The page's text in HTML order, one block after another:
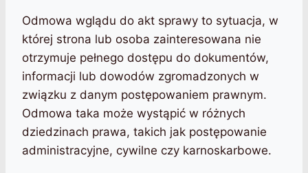
Odmowa wglądu do akt sprawy to sytuacja, w
której strona lub osoba zainteresowana nie
otrzymuje pełnego dostępu do dokumentów,
informacji lub dowodów zgromadzonych w
związku z danym postępowaniem prawnym.
Odmowa taka może wystąpić w różnych
dziedzinach prawa, takich jak postępowanie
administracyjne, cywilne czy karnoskarbowe.